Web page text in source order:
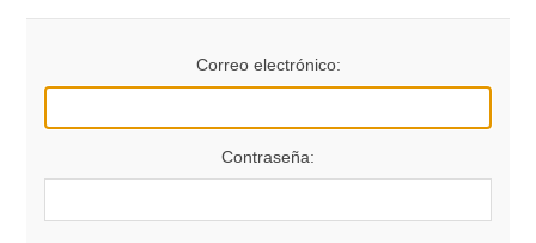
Correo electrónico:
Contraseña: